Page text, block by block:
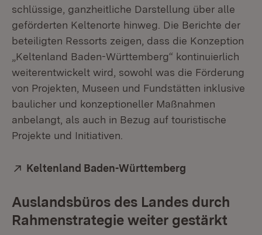
schlüssige, ganzheitliche Darstellung über alle
geförderten Keltenorte hinweg. Die Berichte der
beteiligten Ressorts zeigen, dass die Konzeption
„Keltenland Baden-Württemberg“ kontinuierlich
weiterentwickelt wird, sowohl was die Förderung
von Projekten, Museen und Fundstätten inklusive
baulicher und konzeptioneller Maßnahmen
anbelangt, als auch in Bezug auf touristische
Projekte und Initiativen.
Extern:
Keltenland Baden-Württemberg
Auslandsbüros des Landes durch
Rahmenstrategie weiter gestärkt